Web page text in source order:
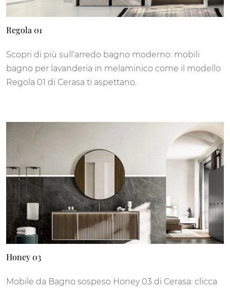
Regola 01
Scopri di più sull'arredo bagno moderno: mobili
bagno per lavanderia in melaminico come il modello
Regola 01 di Cerasa ti aspettano.
Honey 03
Mobile da Bagno sospeso Honey 03 di Cerasa: clicca